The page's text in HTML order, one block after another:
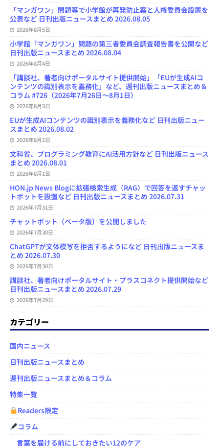
a
n
n
「マンガワン」問題等で小学館が再発防止案と人権委員会設置を
公表など 日刊出版ニュースまとめ 2026.08.05
2026年8月5日
小学館「マンガワン」問題の第三者委員会調査報告書を公開など
日刊出版ニュースまとめ 2026.08.04
2026年8月4日
「講談社、著者向けポータルサイト提供開始」「EUが生成AIコ
ンテンツの識別表示を義務化」など、週刊出版ニュースまとめ＆
コラム #726（2026年7月26日～8月1日）
2026年8月3日
EUが生成AIコンテンツの識別表示を義務化など 日刊出版ニュー
スまとめ 2026.08.02
2026年8月2日
文科省、プログラミング教育にAI活用方針など 日刊出版ニュース
まとめ 2026.08.01
2026年8月1日
HON.jp News Blogに拡張検索生成（RAG）で回答を返すチャッ
トボットを設置など 日刊出版ニュースまとめ 2026.07.31
2026年7月31日
チャットボット（ベータ版）を公開しました
2026年7月30日
ChatGPTが文体模写を拒否するようになど 日刊出版ニュースま
とめ 2026.07.30
2026年7月30日
講談社、著者向けポータルサイト・プラスコネクト提供開始など
日刊出版ニュースまとめ 2026.07.29
2026年7月29日
カテゴリー
国内ニュース
日刊出版ニュースまとめ
週刊出版ニュースまとめ＆コラム
特集一覧
Readers限定
コラム
言葉を届ける前にしておきたい12のケア